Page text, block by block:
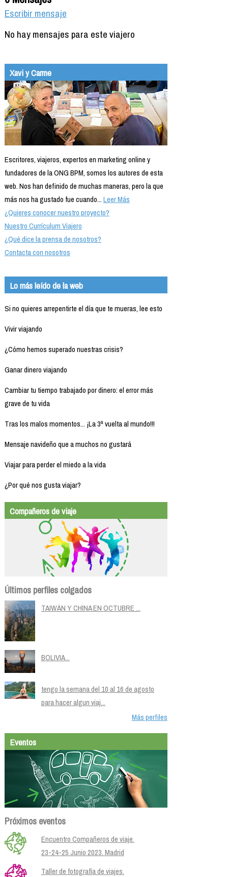
Escribir mensaje
No hay mensajes para este viajero
Xavi y Carme
Escritores, viajeros, expertos en marketing online y
fundadores de la ONG BPM, somos los autores de esta
web. Nos han definido de muchas maneras, pero la que
más nos ha gustado fue cuando...Leer Más
¿Quieres conocer nuestro proyecto?
Nuestro Currículum Viajero
¿Qué dice la prensa de nosotros?
Contacta con nosotros
Lo más leído de la web
Si no quieres arrepentirte el día que te mueras, lee esto
Vivir viajando
¿Cómo hemos superado nuestras crisis?
Ganar dinero viajando
Cambiar tu tiempo trabajado por dinero: el error más
grave de tu vida
Tras los malos momentos... ¡La 3ª vuelta al mundo!!!
Mensaje navideño que a muchos no gustará
Viajar para perder el miedo a la vida
¿Por qué nos gusta viajar?
Compañeros de viaje
Últimos perfiles colgados
TAIWÁN Y CHINA EN OCTUBRE ...
BOLIVIA...
tengo la semana del 10 al 16 de agosto
para hacer algun viaj...
Más perfiles
Eventos
Próximos eventos
Encuentro Compañeros de viaje.
23-24-25 Junio 2023. Madrid
Taller de fotografía de viajes.